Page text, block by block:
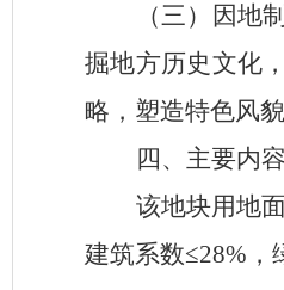
（三）因地
掘地方历史文化
略，塑造特色风貌
四、主要内容
该地块用地
建筑系数≤28%